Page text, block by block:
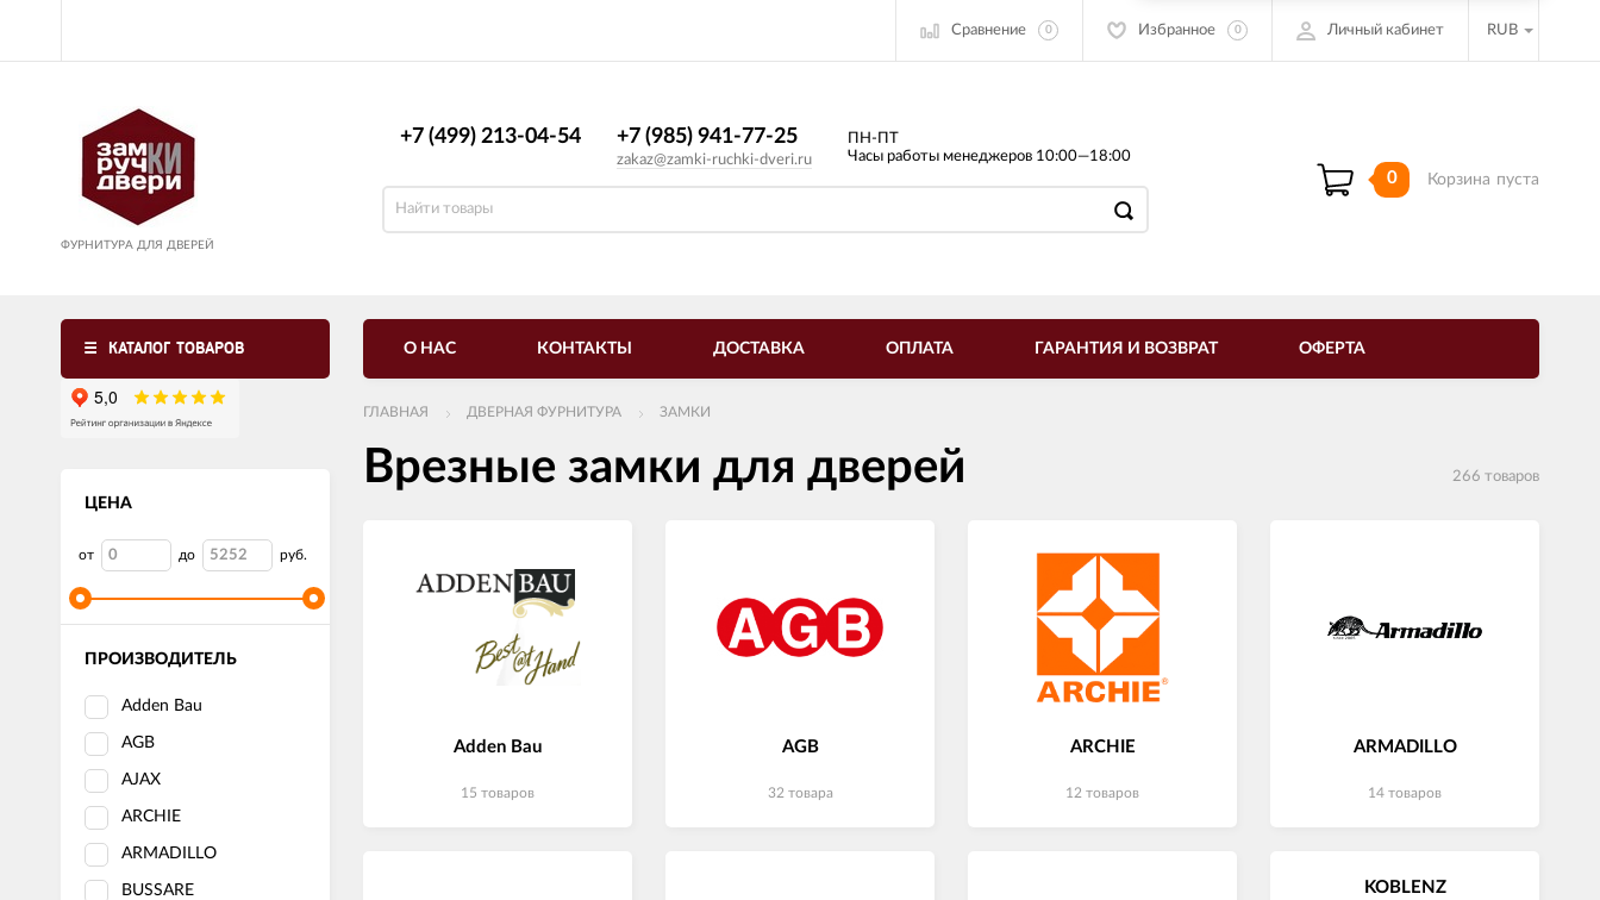
Сравнение 0 Избранное 0 Личный кабинет RUB
ФУРНИТУРА ДЛЯ ДВЕРЕЙ
+7 (499) 213-04-54​ +7 (985) 941-77-25
zakaz@zamki-ruchki-dveri.ru
ПН-ПТ
Часы работы менеджеров 10:00—18:00
0 Корзина пуста
КАТАЛОГ ТОВАРОВ
ЦЕНА
от до руб.
ПРОИЗВОДИТЕЛЬ
Adden Bau
AGB
AJAX
ARCHIE
ARMADILLO
BUSSARE
О НАС КОНТАКТЫ ДОСТАВКА ОПЛАТА ГАРАНТИЯ И ВОЗВРАТ ОФЕРТА
ГЛАВНАЯ ДВЕРНАЯ ФУРНИТУРА ЗАМКИ
Врезные замки для дверей 266 товаров
Adden Bau
15 товаров
AGB
32 товара
ARCHIE
12 товаров
ARMADILLO
14 товаров
KOBLENZ